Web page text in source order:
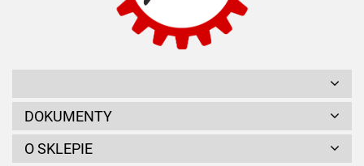
DOKUMENTY
O SKLEPIE